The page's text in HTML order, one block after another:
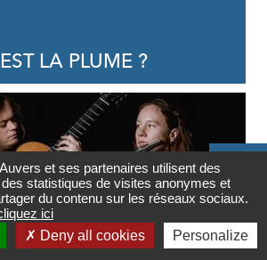
Contact

Newsletter
LA PLUME ?
et ses partenaires utilisent des
statistiques de visites anonymes et
du contenu sur les réseaux sociaux.
ici
Deny all cookies Personalize